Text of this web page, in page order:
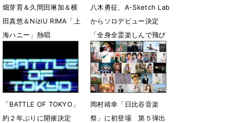
畑芽育＆久間田琳加＆横
田真悠＆NiziU RIMA「上
海ハニー」熱唱
八木勇征、A-Sketch Lab
からソロデビュー決定
「全身全霊楽しんで飛び
込んでいきたい」
5月23日 19時16分
「BATTLE OF TOKYO」
約２年ぶりに開催決定
岡村靖幸「日比谷音楽
祭」に初登場 第５弾出